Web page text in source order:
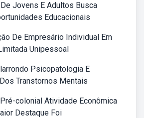
Jovens E Adultos Busca
Educacionais
De Empresário Individual Em
Unipessoal
Psicopatologia E
Transtornos Mentais
colonial Atividade Econômica
Destaque Foi